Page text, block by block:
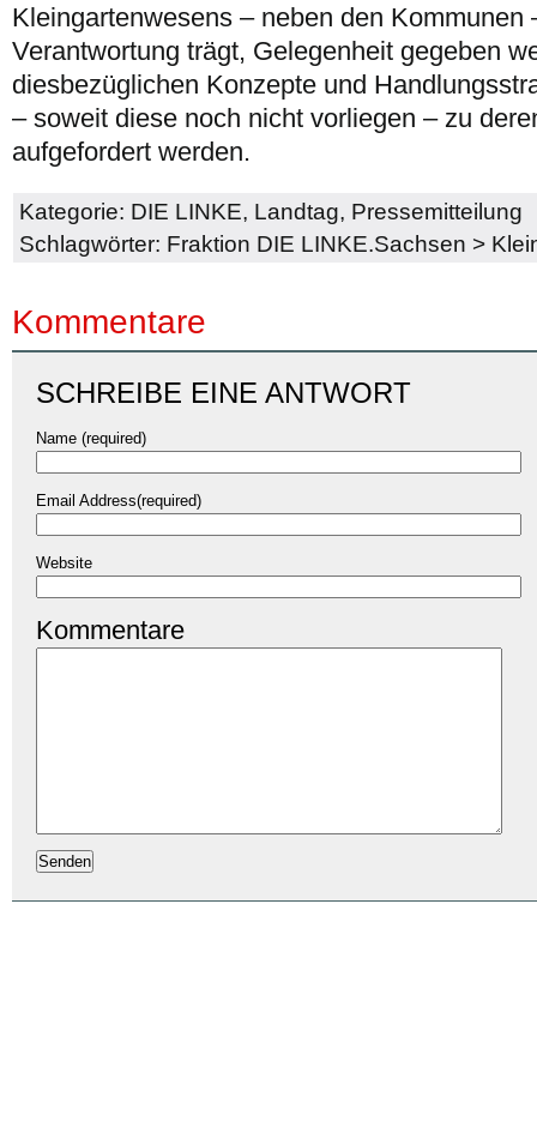
Kleingartenwesens – neben den Kommunen
Verantwortung trägt, Gelegenheit gegeben
diesbezüglichen Konzepte und
– soweit diese noch nicht vorliegen – zu
aufgefordert werden.
Kategorie: DIE LINKE, Landtag, Pressemitteilung
Schlagwörter: Fraktion DIE LINKE.Sachsen >
Kommentare
SCHREIBE EINE ANTWORT
Name (required)
Email Address(required)
Website
Kommentare